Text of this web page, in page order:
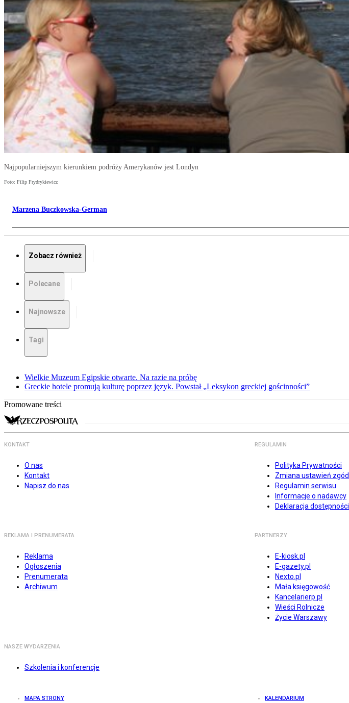
Najpopularniejszym kierunkiem podróży Amerykanów jest Londyn
Foto: Filip Frydrykiewicz
Marzena Buczkowska-German
Zobacz również
Polecane
Najnowsze
Tagi
Wielkie Muzeum Egipskie otwarte. Na razie na próbę
Greckie hotele promują kulturę poprzez język. Powstał „Leksykon greckiej gościnności”
Promowane treści
KONTAKT
O nas
Kontakt
Napisz do nas
REGULAMIN
Polityka Prywatności
Zmiana ustawień zgód
Regulamin serwisu
Informacje o nadawcy
Deklaracja dostępności
REKLAMA I PRENUMERATA
Reklama
Ogłoszenia
Prenumerata
Archiwum
PARTNERZY
E-kiosk.pl
E-gazety.pl
Nexto.pl
Mała księgowość
Kancelarierp.pl
Wieści Rolnicze
Życie Warszawy
NASZE WYDARZENIA
Szkolenia i konferencje
MAPA STRONY KALENDARIUM